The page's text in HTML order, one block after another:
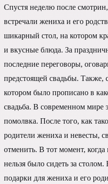
Спустя неделю после
встречали жениха и его
шикарный стол, на котором
и вкусные блюда. За
последние переговоры,
предстоящей свадьбы. Также,
котором было прописано в
свадьба. В современном мире
помолвка. После того, как
родители жениха и невесты,
отменить. В тот момент,
нельзя было сидеть за столом.
подарки для жениха и его